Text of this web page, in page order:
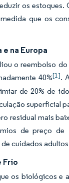
os
que os
na Europa
o reembolso
40%[1].
de 20% de
superficial
residual mais
de preço de
cuidados
Frio
os biológicos e